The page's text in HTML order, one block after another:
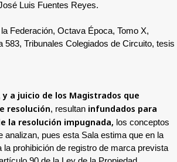
Luis Fuentes Reyes.
Federación, Octava Época, Tomo X,
583, Tribunales Colegiados de Circuito, tesis
y a juicio de los Magistrados que
resolución, resultan infundados para
la resolución impugnada, los conceptos
analizan, pues esta Sala estima que en la
prohibición de registro de marca prevista